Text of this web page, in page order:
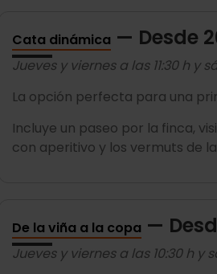
Cata dinámica — Desde
Jueves y viernes a las 11:30 h y
La opción perfecta para una
Incluye un paseo por la finca,
con aperitivo y los vermuts de
De la viña a la copa —
Jueves y viernes a las 10:30 h y